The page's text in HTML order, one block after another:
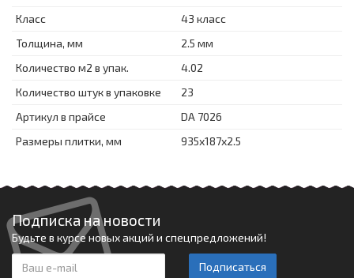
Класс
43 класс
Толщина, мм
2.5 мм
Количество м2 в упак.
4.02
Количество штук в упаковке
23
Артикул в прайсе
DA 7026
Размеры плитки, мм
935x187x2.5
Подписка на новости
Будьте в курсе новых акций и спецпредложений!
Подписаться